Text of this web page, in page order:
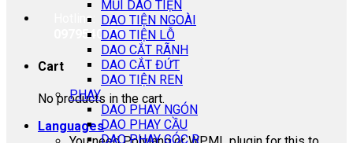
Hotline:
0979540178
Cart
No products in the cart.
Languages
MŨI DAO TIỆN
DAO TIỆN NGOÀI
DAO TIỆN LỖ
DAO CẮT RÃNH
DAO CẮT ĐỨT
DAO TIỆN REN
PHAY
DAO PHAY NGÓN
DAO PHAY CẦU
DAO PHAY GÓC R